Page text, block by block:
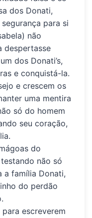
dos Donati,
para si
não
despertasse
dos Donati’s,
e conquistá-la.
e crescem os
uma mentira
só do homem
seu coração,
do
não só
a família Donati,
do perdão
escreverem